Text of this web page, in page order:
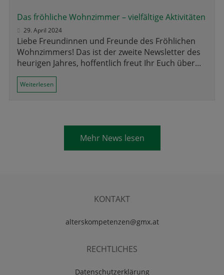
Das fröhliche Wohnzimmer – vielfältige Aktivitäten
29. April 2024
Liebe Freundinnen und Freunde des Fröhlichen
Wohnzimmers! Das ist der zweite Newsletter des
heurigen Jahres, hoffentlich freut Ihr Euch über...
Weiterlesen
Mehr News lesen
KONTAKT
alterskompetenzen@gmx.at
RECHTLICHES
Datenschutzerklärung